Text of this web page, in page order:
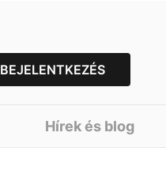
BEJELENTKEZÉS
Hírek és blog